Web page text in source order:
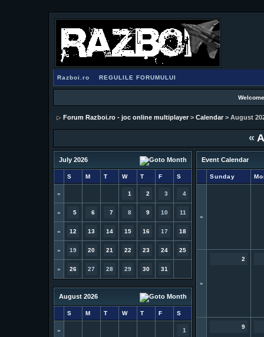
Razboi.ro REGULILE FORUMULUI
Forum Razboi.ro - joc online multiplayer> Calendar> August
«
July 2026
S M T W T F S
» 1 2 3 4
» 5 6 7 8 9 10 11
» 12 13 14 15 16 17 18
» 19 20 21 22 23 24 25
» 26 27 28 29 30 31
August 2026
S M T W T F S
» 1
Event Calendar
Sunday
»
»
2
9